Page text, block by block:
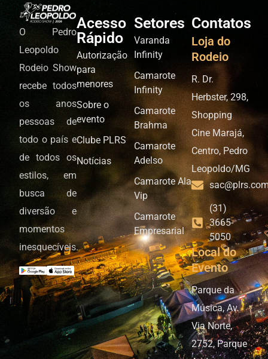
O Pedro
Leopoldo
Rodeio Show
recebe todos
os anos
pessoas de
todo o país e
de todos os
estilos, em
busca de
diversão e
momentos
inesquecíveis.
Acesso
Rápido
Autorização
para
menores
Sobre o
evento
Clube PLRS
Notícias
Setores
Varanda
Infinity
Camarote
Infinity
Camarote
Brahma
Camarote
Adelso
Camarote Ala
Vip
Camarote
Empresarial
Contatos
Loja do
Rodeio
R. Dr.
Herbster, 298,
Shopping
Cine Marajá,
Centro, Pedro
Leopoldo/MG
(31)
3665-
5050
Local do
Evento
Parque da
Música, Av.
Via Norte,
2752, Parque